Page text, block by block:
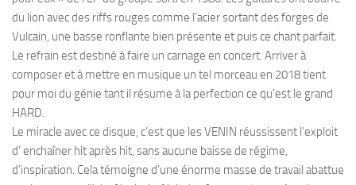
du lion avec des riffs rouges comme l’acier sortant des forges de
Vulcain, une basse ronflante bien présente et puis ce chant parfait.
Le refrain est destiné à faire un carnage en concert. Arriver à
composer et à mettre en musique un tel morceau en 2018 tient
pour moi du génie tant il résume à la perfection ce qu’est le grand
HARD.
Le miracle avec ce disque, c’est que les VENIN réussissent l’exploit
d’ enchaîner hit après hit, sans aucune baisse de régime,
d’inspiration. Cela témoigne d’une énorme masse de travail abattue